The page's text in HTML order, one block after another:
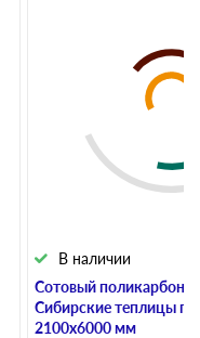
Сотовый
Сибирские теплицы
2100х6000 мм
В наличии